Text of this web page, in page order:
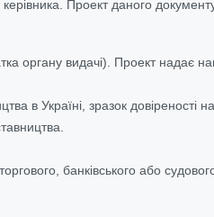
Проект даного
органу видачі). Проект надає
в Україні, зразок довіреності
банківського або